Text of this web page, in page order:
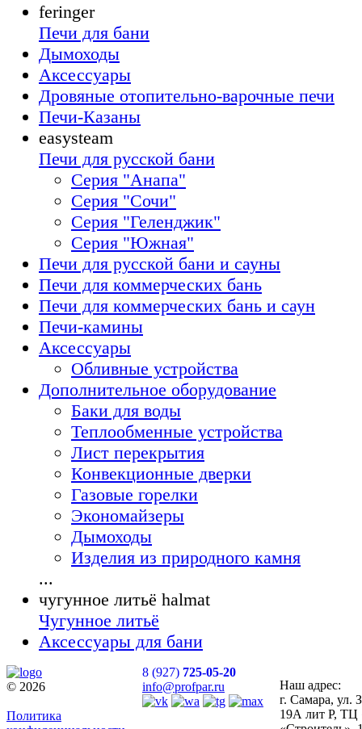
feringer
Печи для бани
Дымоходы
Аксессуары
Дровяные отопительно-варочные печи
Печи-Казаны
easysteam
Печи для русской бани
Серия "Анапа"
Серия "Сочи"
Серия "Геленджик"
Серия "Южная"
Печи для русской бани и сауны
Печи для коммерческих бань
Печи для коммерческих бань и саун
Печи-камины
Аксессуары
Обливные устройства
Дополнительное оборудование
Баки для воды
Теплообменные устройства
Лист перекрытия
Конвекционные дверки
Газовые горелки
Экономайзеры
Дымоходы
Изделия из природного камня
...
чугунное литьё halmat
Чугунное литьё
Аксессуары для бани
© 2026
Политика
8 (927) 725-05-20
info@profpar.ru
Наш адрес:
г. Самара, ул.
19А лит Р, ТЦ